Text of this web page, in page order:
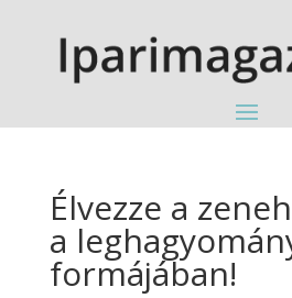
Élvezze a
a
formájában!